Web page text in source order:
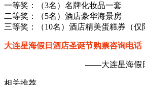
一等奖：（3名）名牌化妆品一套
二等奖：（5名）酒店豪华海景房
三等奖：（10名）酒店精美蛋糕券（仅
大连星海假日酒店圣诞节购票咨询电话
——大连星海假
相关推荐